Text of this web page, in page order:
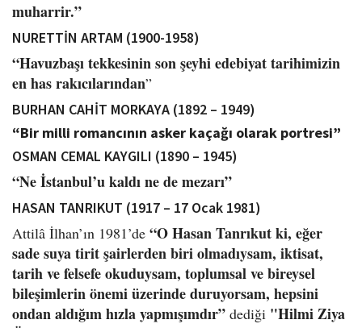
muharrir.”
NURETTİN ARTAM (1900-1958)
“Havuzbaşı tekkesinin son şeyhi edebiyat tarihimizin
en has rakıcılarından”
BURHAN CAHİT MORKAYA (1892 – 1949)
“Bir milli romancının asker kaçağı olarak portresi”
OSMAN CEMAL KAYGILI (1890 – 1945)
“Ne İstanbul’u kaldı ne de mezarı”
HASAN TANRIKUT (1917 – 17 Ocak 1981)
Attilâ İlhan’ın 1981’de “O Hasan Tanrıkut ki, eğer
sade suya tirit şairlerden biri olmadıysam, iktisat,
tarih ve felsefe okuduysam, toplumsal ve bireysel
bileşimlerin önemi üzerinde duruyorsam, hepsini
ondan aldığım hızla yapmışımdır” dediği "Hilmi Ziya